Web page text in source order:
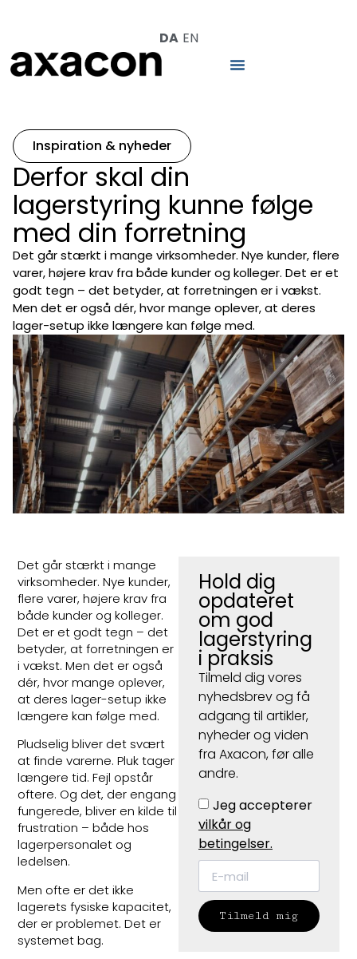
DA EN
Inspiration & nyheder
Derfor skal din
lagerstyring kunne følge
med din forretning
Det går stærkt i mange virksomheder. Nye kunder, flere
varer, højere krav fra både kunder og kolleger. Det er et
godt tegn – det betyder, at forretningen er i vækst.
Men det er også dér, hvor mange oplever, at deres
lager-setup ikke længere kan følge med.
Det går stærkt i mange
virksomheder. Nye kunder,
flere varer, højere krav fra
både kunder og kolleger.
Det er et godt tegn – det
betyder, at forretningen er
i vækst. Men det er også
dér, hvor mange oplever,
at deres lager-setup ikke
længere kan følge med.
Pludselig bliver det svært
at finde varerne. Pluk tager
længere tid. Fejl opstår
oftere. Og det, der engang
fungerede, bliver en kilde til
frustration – både hos
lagerpersonalet og
ledelsen.
Men ofte er det ikke
lagerets fysiske kapacitet,
der er problemet. Det er
systemet bag.
Hold dig
opdateret
om god
lagerstyring
i praksis
Tilmeld dig vores
nyhedsbrev og få
adgang til artikler,
nyheder og viden
fra Axacon, før alle
andre.
Jeg accepterer
vilkår og
betingelser.
Tilmeld mig